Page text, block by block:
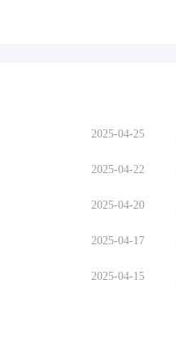
2025-04-25
2025-04-22
2025-04-20
2025-04-17
2025-04-15